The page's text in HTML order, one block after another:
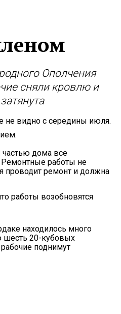
Ополчения
сняли кровлю и
не видно с середины июля.
частью дома все
Ремонтные работы не
проводит ремонт и должна
работы возобновятся
находилось много
шесть 20-кубовых
поднимут